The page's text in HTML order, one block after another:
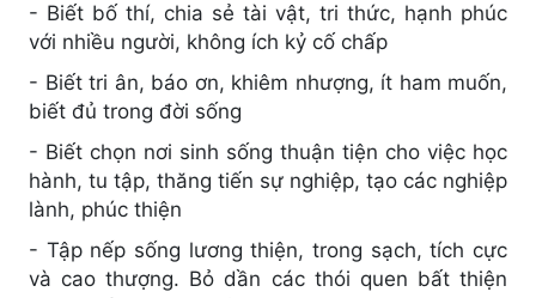
- Biết bố thí, chia sẻ tài vật, tri thức, hạnh phúc
với nhiều người, không ích kỷ cố chấp
- Biết tri ân, báo ơn, khiêm nhượng, ít ham muốn,
biết đủ trong đời sống
- Biết chọn nơi sinh sống thuận tiện cho việc học
hành, tu tập, thăng tiến sự nghiệp, tạo các nghiệp
lành, phúc thiện
- Tập nếp sống lương thiện, trong sạch, tích cực
và cao thượng. Bỏ dần các thói quen bất thiện